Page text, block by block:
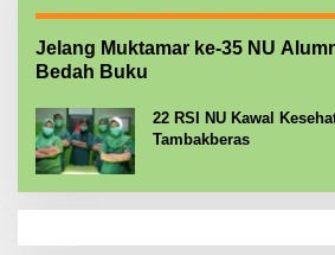
Jelang Muktamar ke-35 NU
Bedah Buku
22 RSI NU Kawal
Tambakberas